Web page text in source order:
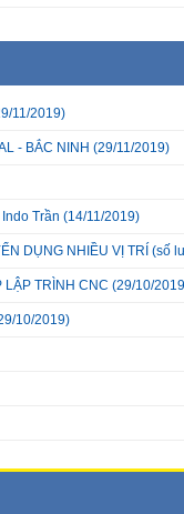
11/2019)
- BẮC NINH (29/11/2019)
Trần (14/11/2019)
DỤNG NHIỀU VỊ TRÍ (số
LẬP TRÌNH CNC (29/10/
10/2019)